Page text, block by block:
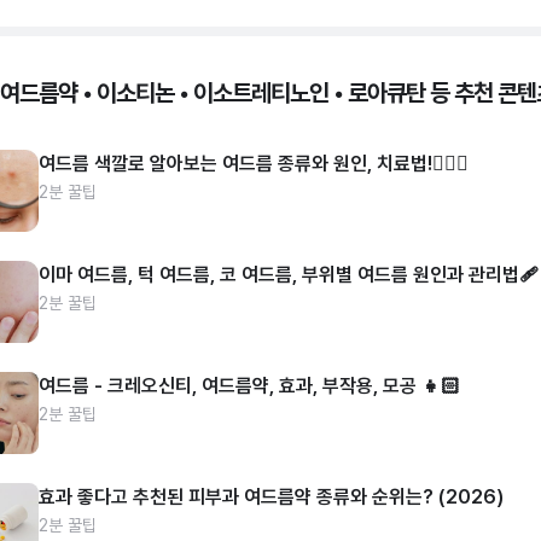
드름약 • 이소티논 • 이소트레티노인 • 로아큐탄 등 추천 콘
여드름 색깔로 알아보는 여드름 종류와 원인, 치료법!👩🏻‍⚕️
2분 꿀팁
이마 여드름, 턱 여드름, 코 여드름, 부위별 여드름 원인과 관리법🩹
2분 꿀팁
여드름 - 크레오신티, 여드름약, 효과, 부작용, 모공 👧🏻
2분 꿀팁
효과 좋다고 추천된 피부과 여드름약 종류와 순위는? (2026)
2분 꿀팁